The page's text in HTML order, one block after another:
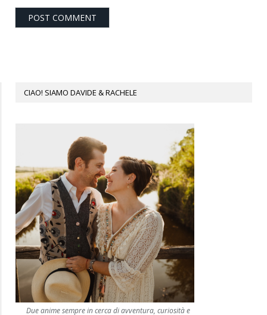
CIAO! SIAMO DAVIDE & RACHELE
Due anime sempre in cerca di avventura, curiosità e